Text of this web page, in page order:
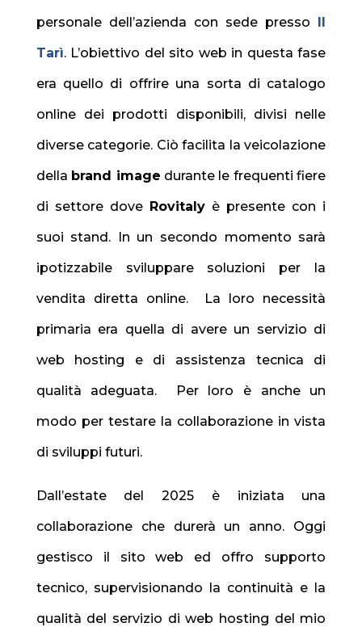
personale dell’azienda con sede presso Il
Tarì. L’obiettivo del sito web in questa fase
era quello di offrire una sorta di catalogo
online dei prodotti disponibili, divisi nelle
diverse categorie. Ciò facilita la veicolazione
della brand image durante le frequenti fiere
di settore dove Rovitalyè presente con i
suoi stand. In un secondo momento sarà
ipotizzabile sviluppare soluzioni per la
vendita diretta online. La loro necessità
primaria era quella di avere un servizio di
web hosting e di assistenza tecnica di
qualità adeguata. Per loro è anche un
modo per testare la collaborazione in vista
di sviluppi futuri.
Dall’estate del 2025 è iniziata una
collaborazione che durerà un anno. Oggi
gestisco il sito web ed offro supporto
tecnico, supervisionando la continuità e la
qualità del servizio di web hosting del mio